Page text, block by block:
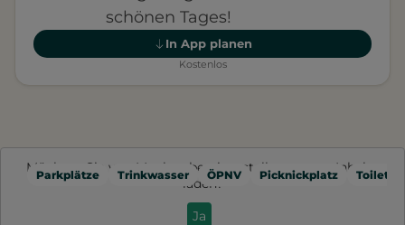
schönen Tages!
In App planen
Kostenlos
Parkplätze Trinkwasser ÖPNV Picknickplatz
Möchten Sie von Mapbox
bereitgestellte externe Inhalte
laden?
Ja